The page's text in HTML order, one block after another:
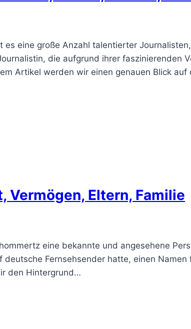
eine große Anzahl talentierter
die aufgrund ihrer faszinierenden
Artikel werden wir einen genauen Blick
Vermögen, Eltern, Familie
eine bekannte und angesehene
Fernsehsender hatte, einen
den Hintergrund…